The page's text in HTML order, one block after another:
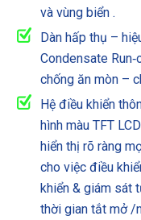
và vùng biển .
Dàn hấp thụ –
Condensate
chống ăn mòn –
Hệ điều khiển
hình màu TFT
hiển thị rõ ràng
cho việc điều
khiển & giám sát
thời gian tắt mở /